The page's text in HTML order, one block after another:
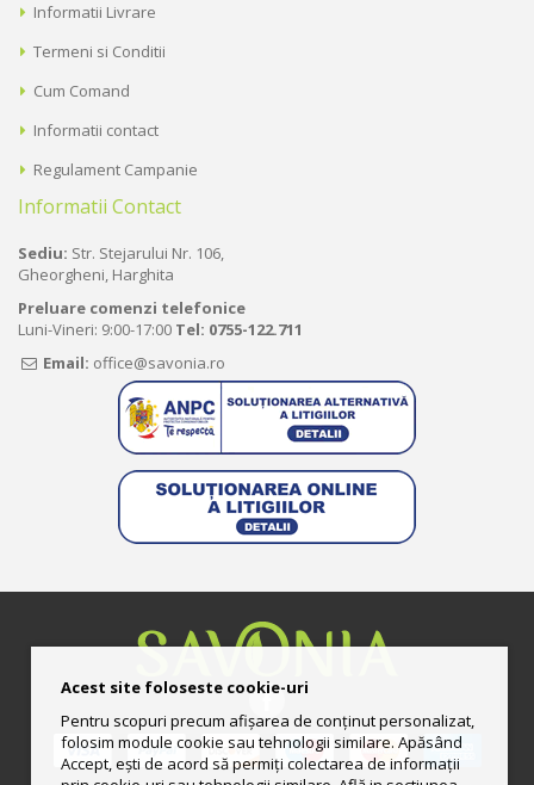
Informatii Livrare
Termeni si Conditii
Cum Comand
Informatii contact
Regulament Campanie
Informatii Contact
Sediu: Str. Stejarului Nr. 106,
Gheorgheni, Harghita
Preluare comenzi telefonice
Luni-Vineri: 9:00-17:00 Tel: 0755-122.711
Email: office@savonia.ro
Acest site foloseste cookie-uri
Pentru scopuri precum afișarea de conținut personalizat,
folosim module cookie sau tehnologii similare. Apăsând
Accept, ești de acord să permiți colectarea de informații